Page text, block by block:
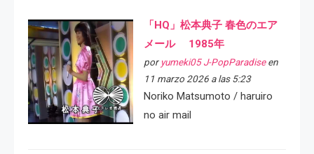
「HQ」松本典子 春色のエア
メール 1985年
por yumeki05 J-PopParadiseen
11 marzo 2026 a las 5:23
Noriko Matsumoto / haruiro
no air mail